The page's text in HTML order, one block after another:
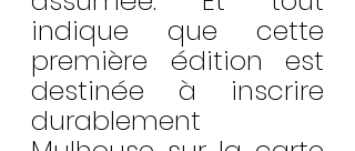
indique que cette
première édition est
destinée à inscrire
durablement